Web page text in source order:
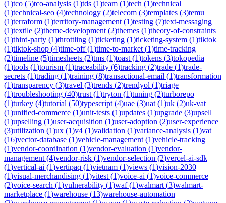
(1)tco (5)tco-analysis (1)tds (1)team (1)tech (1)technical
(1)technical-seo (4)technology (2)telecom (3)templates (3)temu
(1)terraform (1)territory-management (1)testing (7)text-messaging
(1)textile (2)theme-development (2)themes (1)theory-of-constraints
(1)third-party (1)throttling (1)ticketing (1)ticketing-system (1)tiktok
(1)tiktok-shop (4)time-off(1)time-to-market (1)time-tracking
(2)timeline (5)timesheets (2)tms (1)toast (1)tokens (3)tokopedia
(1)tools (1)tourism (1)traceability (6)tracking (2)trade (1)trade-
secrets (1)trading (1)training (8)transactional-email (1)transformation
(1)transparency (3)travel (3)trends (2)trendyol (1)triage
(1)troubleshooting (40)trust (1)tryton (1)tuning (2)turborepo
(1)turkey (4)tutorial (50)typescript (4)uae (3)uat (1)uk (2)uk-vat
(1)unified-commerce (1)unit-tests (1)updates (1)upgrade (3)upsell
(1)upselling (1)user-acquisition (1)user-adoption (2)user-experience
(3)utilization (1)ux (1)v4 (1)validation (1)variance-analysis (1)vat
(16)vector-database (1)vehicle-management (1)vehicle-tracking
(1)vendor-coordination (1)vendor-evaluation (1)vendor-
management (4)vendor-risk (1)vendor-selection (2)vercel-ai-sdk
(1)vertical-ai (1)vertipaq (1)vietnam (1)views (1)vision-2030
(1)visual-merchandising (1)vitest (1)voice-ai (1)voice-commerce
(2)voice-search (1)vulnerability (1)waf(1)walmart (3)walmart-
marketplace (1)warehouse (13)warehouse-automation